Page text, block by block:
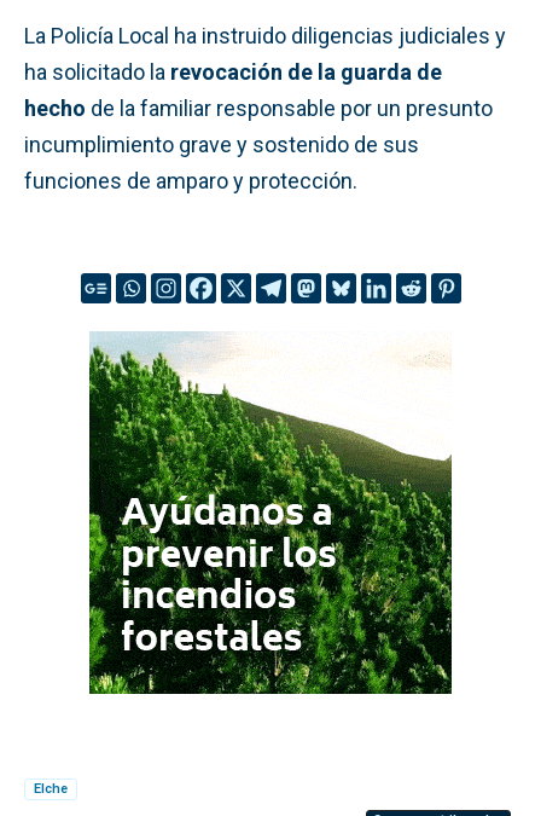
La Policía Local ha instruido diligencias judiciales y
ha solicitado la revocación de la guarda de
hecho de la familiar responsable por un presunto
incumplimiento grave y sostenido de sus
funciones de amparo y protección.
Elche